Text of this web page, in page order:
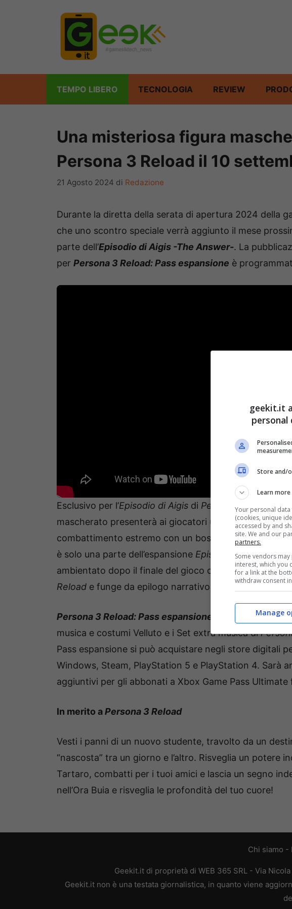
TEMPO LIBERO TECNOLOGIA REVIEW
Una misteriosa figura
Persona 3 Reload il 10
21 Agosto 2024 di Redazione
Durante la diretta della serata di apertura 2024 della
che uno scontro speciale verrà aggiunto il mese
parte dell’Episodio di Aigis -The Answer-. La
per Persona 3 Reload: Pass espansione è
Esclusivo per l’Episodio di Aigis di Persona 3 Reload ,
mascherato presenterà ai giocatori una sfida
combattimento estremo con un boss, ricco di temi
è solo una parte dell’espansione Episodio di Aigis -The
ambientato dopo il finale del gioco che sviluppa
Reload e funge da epilogo narrativo.
Persona 3 Reload: Pass espansione
musica e costumi Velluto e i Set extra musica di
Pass espansione si può acquistare negli store digitali
Windows, Steam, PlayStation 5 e PlayStation 4. Sarà
aggiuntivi per gli abbonati a Xbox Game Pass
In merito aPersona 3 Reload
Vesti i panni di un nuovo studente, travolto da un
“nascosta” tra un giorno e l’altro. Risveglia un potere
Tartaro, combatti per i tuoi amici e lascia un segno
nell’Ora Buia e risveglia le profondità del tuo cuore!
Chi siamo -
Geekit.it di proprietà di WEB 365 SRL - Via
Geekit.it non è una testata giornalistica, in quanto viene
geekit.it
Store and/
Learn more
Your personal
(cookies, unique
accessed by and
site. We and our
partners.
Some vendors
interest, which you
for a link at the
withdraw consent
Manage